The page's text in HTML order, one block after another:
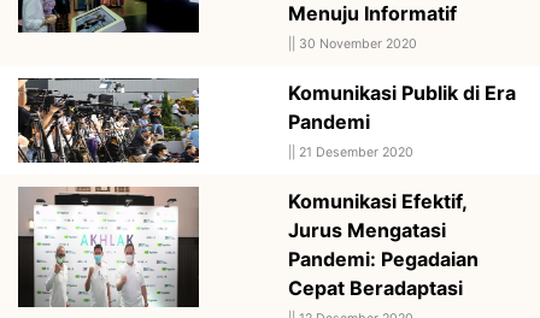
Menuju Informatif
30 November 2020
Komunikasi Publik di Era
Pandemi
21 Desember 2020
Komunikasi Efektif,
Jurus Mengatasi
Pandemi: Pegadaian
Cepat Beradaptasi